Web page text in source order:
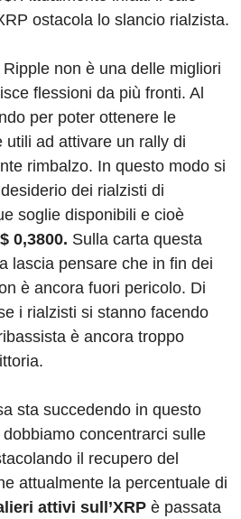
ostacola lo slancio rialzista.
non è una delle migliori
flessioni da più fronti. Al
per poter ottenere le
utili ad attivare un rally di
rimbalzo. In questo modo si
dei rialzisti di
soglie disponibili e cioè
0,3800. Sulla carta questa
lascia pensare che in fin dei
è ancora fuori pericolo. Di
i rialzisti si stanno facendo
è ancora troppo
sta succedendo in questo
concentrarci sulle
il recupero del
attualmente la percentuale di
attivi sull’XRP è passata